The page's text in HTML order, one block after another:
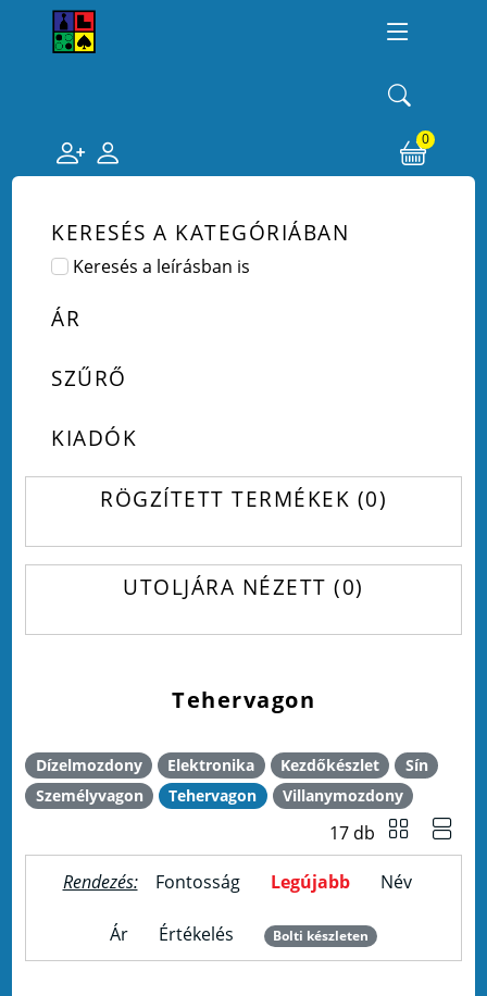
0
KERESÉS A KATEGÓRIÁBAN
Keresés a leírásban is
ÁR
SZŰRŐ
KIADÓK
RÖGZÍTETT TERMÉKEK 0
UTOLJÁRA NÉZETT 0
Tehervagon
Dízelmozdony Elektronika Kezdőkészlet
Sín
Személyvagon
Tehervagon Villanymozdony
17 db
Rendezés: Fontosság Legújabb Név
Ár Értékelés Bolti készleten